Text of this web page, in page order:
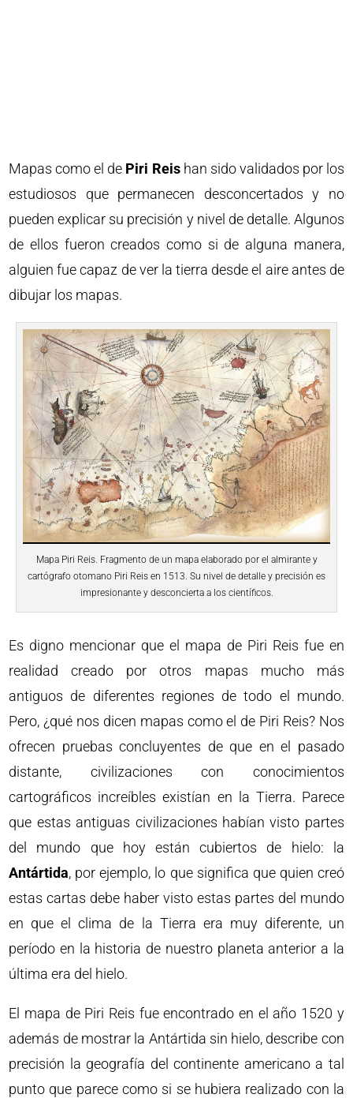
Mapas como el de Piri Reishan sido validados por los
estudiosos que permanecen desconcertados y no
pueden explicar su precisión y nivel de detalle. Algunos
de ellos fueron creados como si de alguna manera,
alguien fue capaz de ver la tierra desde el aire antes de
dibujar los mapas.
Mapa Piri Reis. Fragmento de un mapa elaborado por el almirante y
cartógrafo otomano Piri Reis en 1513. Su nivel de detalle y precisión es
impresionante y desconcierta a los científicos.
Es digno mencionar que el mapa de Piri Reis fue en
realidad creado por otros mapas mucho más
antiguos de diferentes regiones de todo el mundo.
Pero, ¿qué nos dicen mapas como el de Piri Reis? Nos
ofrecen pruebas concluyentes de que en el pasado
distante, civilizaciones con conocimientos
cartográficos increíbles existían en la Tierra. Parece
que estas antiguas civilizaciones habían visto partes
del mundo que hoy están cubiertos de hielo: la
Antártida, por ejemplo, lo que significa que quien creó
estas cartas debe haber visto estas partes del mundo
en que el clima de la Tierra era muy diferente, un
período en la historia de nuestro planeta anterior a la
última era del hielo.
El mapa de Piri Reis fue encontrado en el año 1520 y
además de mostrar la Antártida sin hielo, describe con
precisión la geografía del continente americano a tal
punto que parece como si se hubiera realizado con la